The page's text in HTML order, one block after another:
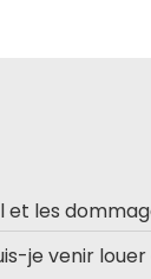
et les
je venir